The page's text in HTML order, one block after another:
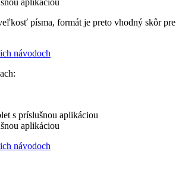
aplikáciou
písma, formát je preto vhodný skôr pre
návodoch
s príslušnou aplikáciou
aplikáciou
návodoch